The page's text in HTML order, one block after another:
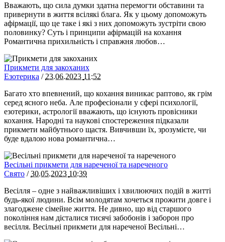
Вважають, що сила думки здатна перемогти обставини та
привернути в життя всілякі блага. Як у цьому допоможуть
афірмації, що це таке і які з них допоможуть зустріти свою
половинку? Суть і принципи афірмацій на кохання
Романтична прихильність і справжня любов…
Прикмети для закоханих
Езотерика / 23.06.2023 11:52
Багато хто впевнений, що кохання виникає раптово, як грім
серед ясного неба. Але професіонали у сфері психології,
езотерики, астрології вважають, що існують провісники
кохання. Народні та наукові спостереження підказали
прикмети майбутнього щастя. Вивчивши їх, зрозумієте, чи
буде вдалою нова романтична…
Весільні прикмети для нареченої та нареченого
Свято /30.05.2023 10:39
Весілля – одне з найважливіших і хвилюючих подій в житті
будь-якої людини. Всім молодятам хочеться прожити довге і
злагоджене сімейне життя. Не дивно, що від старшого
покоління нам дісталися тисячі забобонів і заборон про
весілля. Весільні прикмети для нареченої Весільні…